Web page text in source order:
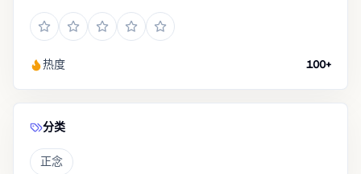
热度 100+
分类
正念